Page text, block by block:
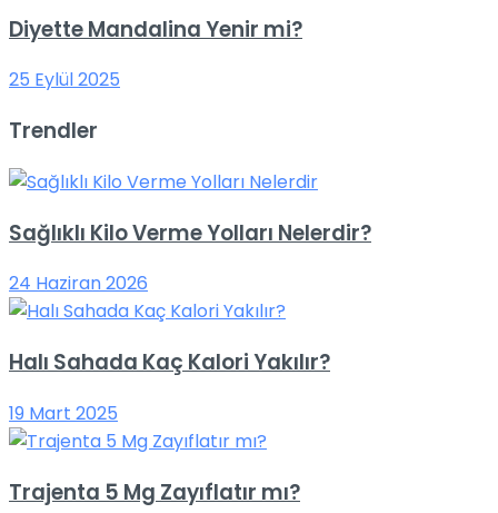
Diyette Mandalina Yenir mi?
25 Eylül 2025
Trendler
Sağlıklı Kilo Verme Yolları Nelerdir?
24 Haziran 2026
Halı Sahada Kaç Kalori Yakılır?
19 Mart 2025
Trajenta 5 Mg Zayıflatır mı?